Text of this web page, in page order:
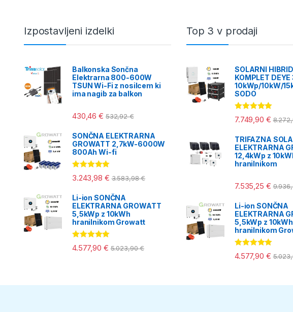
Izpostavljeni izdelki
Balkonska Sončna
Elektrarna 800-600W
TSUN Wi-Fi z nosilcem ki
ima nagib za balkon
430,46€ 532,92€
SONČNA ELEKTRARNA
GROWATT 2,7kW-6000W
800Ah Wi-fi
Ocenjeno
5.00od 5
3.243,98 € 3.583,98€
Li-ion SONČNA
ELEKTRARNA GROWATT
5,5kWp z 10kWh
hranilnikom Growatt
Ocenjeno
5.00od 5
4.577,90 € 5.023,90€
Top 3 v prodaji
SOLARNI
KOMPLET
10kWp/10kW/
SODO
Ocenjeno
5.00od 5
7.749,90 €
TRIFAZNA
ELEKTRARNA
12,4kWp z
hranilnikom
7.535,25 €
Li-ion SONČNA
ELEKTRARNA
5,5kWp z 10kWh
hranilnikom
Ocenjeno
5.00od 5
4.577,90 €